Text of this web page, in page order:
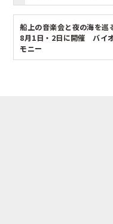
船上の音楽会と夜の海を
8月1日・2日に開催 バイ
モニー